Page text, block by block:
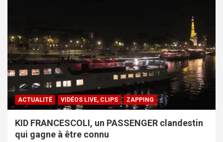
ACTUALITÉ VIDÉOS LIVE, CLIPS ZAPPING
KID FRANCESCOLI, un PASSENGER clandestin
qui gagne à être connu